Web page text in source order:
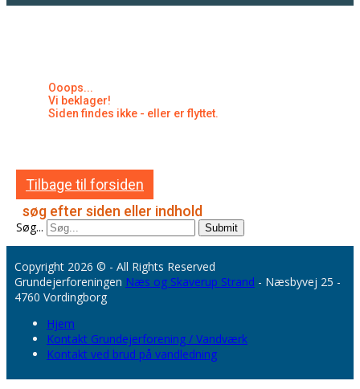
Ooops...
Vi beklager!
Siden findes ikke - eller er flyttet.
Tilbage til forsiden
søg efter siden eller indhold
Søg... Submit
Copyright 2026 © - All Rights Reserved
Grundejerforeningen Næs og Skaverup Strand - Næsbyvej 25 -
4760 Vordingborg
Hjem
Kontakt Grundejerforening / Vandværk
Kontakt ved brud på vandledning